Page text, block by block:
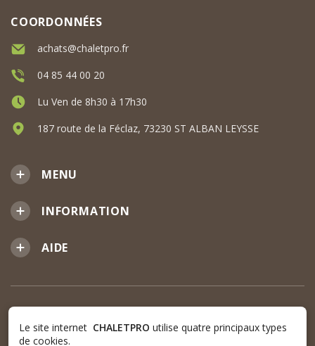
MENU
INFORMATION
AIDE
COORDONNÉES
achats@chaletpro.fr
04 85 44 00 20
Lu Ven de 8h30 à 17h30
187 route de la Féclaz, 73230 ST ALBAN LEYSSE
Le site internet CHALETPRO utilise quatre principaux types
de cookies.